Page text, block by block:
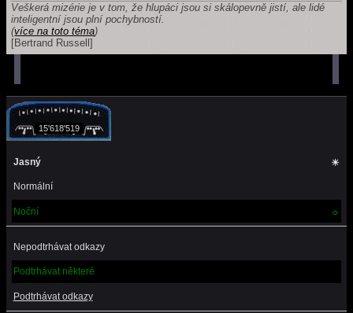
Veškerá mizérie je v tom, že hlupáci jsou si skálopevně jistí, ale lidé
inteligentní jsou plní pochybností.
(více na toto téma)
[Bertrand Russell]
15'618'519
Jasný ☀
Normální
Noční ☼
Nepodtrhávat odkazy
Podtrhávat některé
Podtrhávat odkazy